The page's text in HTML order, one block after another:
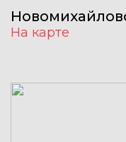
На карте